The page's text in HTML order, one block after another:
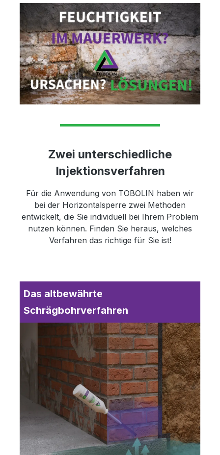
Zwei unterschiedliche
Injektionsverfahren
Für die Anwendung von TOBOLIN haben wir
bei der Horizontalsperre zwei Methoden
entwickelt, die Sie individuell bei Ihrem Problem
nutzen können. Finden Sie heraus, welches
Verfahren das richtige für Sie ist!
Das altbewährte
Schrägbohrverfahren